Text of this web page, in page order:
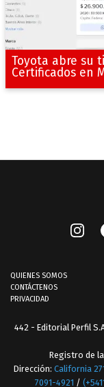
Toyota abre su
Certificados en
QUIENES SOMOS
CONTÁCTENOS
PRIVACIDAD
442 - Editorial Perfil
Registro de
Dirección: California
7091-4921 /